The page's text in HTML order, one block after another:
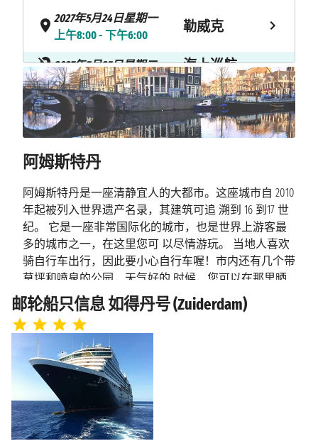
2027年5月24日星期一
上午8:00 - 下午6:00
勒威克
2027年5月25日星期二 海上巡航
2027年5月26日星期三 海上巡航
2027年5月26日星期三
上午7:00 - 下午5:00
塞济斯菲厄
泽
2027年5月27日星期四
2027年5月27日星期四
上午8:00 - 下午5:00
阿克雷里
2027年5月28日星期五 海上巡航
2027年5月28日星期五
上午8:00 - 下午5:00
2027年5月29日星期六
上午7:00
阿姆斯特丹
阿姆斯特丹是一座清静宜人的大都市。这座城市自 2010
年起被列入世界遗产名录，其建筑可追 溯到 16 到17 世
纪。 它是一座非常国际化的城市，也是世界上游客最
多的城市之一，在这里您可 以尽情游玩。 当地人喜欢
骑自行车出行，因此要小心自行车喔！市内还有几个带
草坪和喷泉的公园，天气好的 时候，您可以在那里晒
晒太阳，享受大自然。 梵高博物馆绝对不能错过，全
世界的游客在此蜂拥而至，因为这里收藏了梵高大量的
作品。四月 到五月您还可以参观世界上最大的郁金香
花园库肯霍夫（Keukenhof），占地约 35 万平方米， 色
彩斑斓，让您目不暇接。它位于阿姆斯特丹市郊约 40
公里处。从阿姆斯特丹机场有巴士直达 郁金香花园。
市内交通非常便利，有轨电车可以在任何时候带您去任
何想去的地方，或者您可以租自行车，所 以不需要自
己开车！ 市内还有纵横交错的运河，几条美丽的运河
邮轮船只信息 如得丹号 (Zuiderdam)